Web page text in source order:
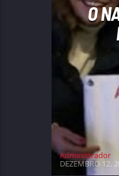
O
Administrador
DEZEMBRO 12,